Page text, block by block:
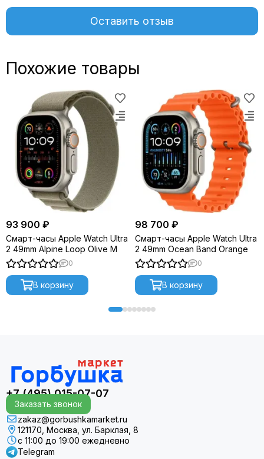
Оставить отзыв
Похожие товары
93 900 ₽
Смарт-часы Apple Watch Ultra
2 49mm Alpine Loop Olive M
0
В корзину
98 700 ₽
Смарт-часы Apple Watch Ultra
2 49mm Ocean Band Orange
0
В корзину
+7 (495) 015-07-07
Заказать звонок
zakaz@gorbushkamarket.ru
121170, Москва, ул. Барклая, 8
с 11:00 до 19:00 ежедневно
Telegram